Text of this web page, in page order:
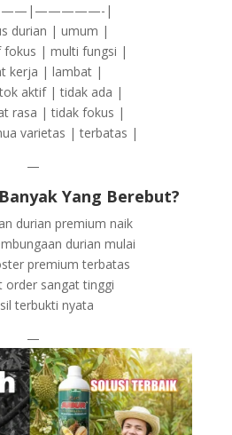
|
durian | umum |
fokus | multi fungsi |
kerja | lambat |
aktif | tidak ada |
rasa | tidak fokus |
varietas | terbatas |
—
Yang Berebut?
durian premium naik
durian mulai
premium terbatas
order sangat tinggi
terbukti nyata
—